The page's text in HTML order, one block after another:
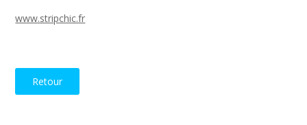
www.stripchic.fr
Retour